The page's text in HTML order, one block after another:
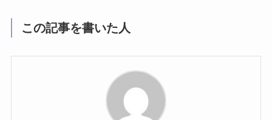
この記事を書いた人